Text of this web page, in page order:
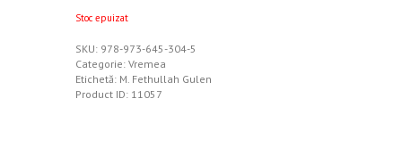
Stoc epuizat
SKU: 978-973-645-304-5
Categorie: Vremea
Etichetă: M. Fethullah Gulen
Product ID: 11057